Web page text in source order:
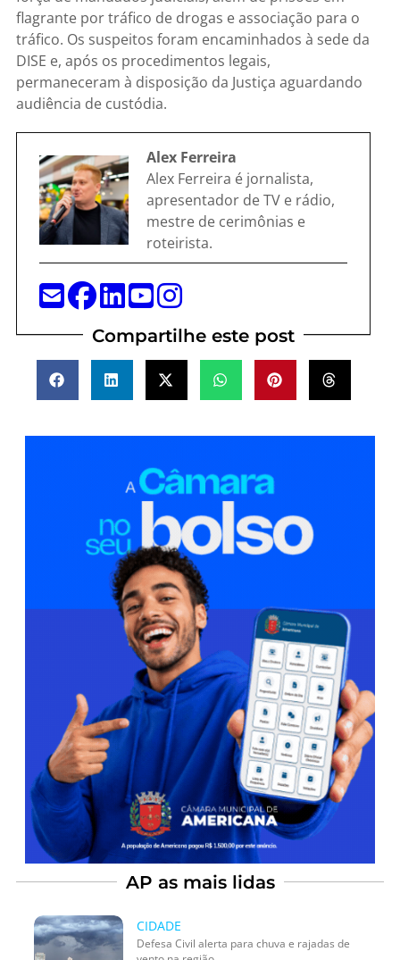
flagrante por tráfico de drogas e associação para o
tráfico. Os suspeitos foram encaminhados à sede da
DISE e, após os procedimentos legais,
permaneceram à disposição da Justiça aguardando
audiência de custódia.
Alex Ferreira
Alex Ferreira é jornalista,
apresentador de TV e rádio,
mestre de cerimônias e
roteirista.
Compartilhe este post
AP as mais lidas
CIDADE
Defesa Civil alerta para chuva e rajadas de